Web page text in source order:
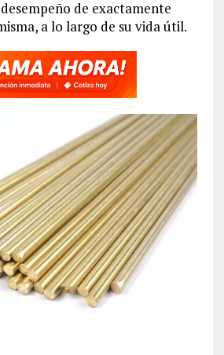
de exactamente
a lo largo de su vida útil.